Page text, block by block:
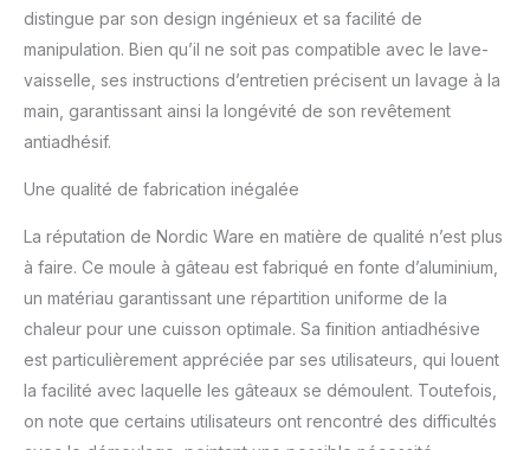
distingue par son design ingénieux et sa facilité de
manipulation. Bien qu’il ne soit pas compatible avec le lave-
vaisselle, ses instructions d’entretien précisent un lavage à la
main, garantissant ainsi la longévité de son revêtement
antiadhésif.
Une qualité de fabrication inégalée
La réputation de Nordic Ware en matière de qualité n’est plus
à faire. Ce moule à gâteau est fabriqué en fonte d’aluminium,
un matériau garantissant une répartition uniforme de la
chaleur pour une cuisson optimale. Sa finition antiadhésive
est particulièrement appréciée par ses utilisateurs, qui louent
la facilité avec laquelle les gâteaux se démoulent. Toutefois,
on note que certains utilisateurs ont rencontré des difficultés